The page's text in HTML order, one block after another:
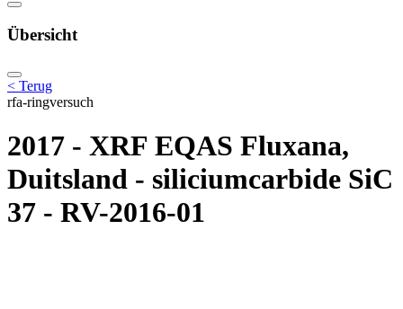
Übersicht
< Terug
rfa-ringversuch
2017 - XRF EQAS Fluxana,
Duitsland - siliciumcarbide SiC
37 - RV-2016-01